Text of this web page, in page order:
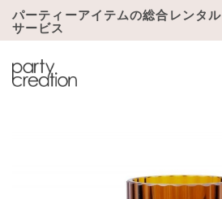
パーティーアイテムの総合レンタル
サービス